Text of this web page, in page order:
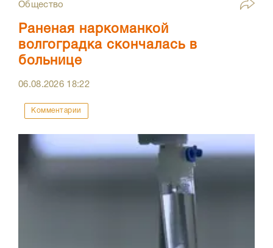
Общество
Раненая наркоманкой
волгоградка скончалась в
больнице
06.08.2026 18:22
Комментарии